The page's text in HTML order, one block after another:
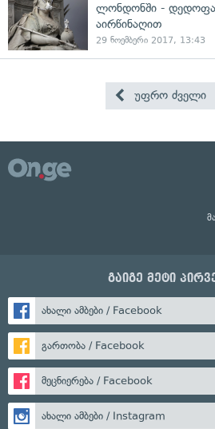
ლონდონში -
აირწინაღით
29 ნოემბერი 2017, 13:43
უფრო ძველი
გაიგე მეტი
ახალი ამბები / Facebook
გართობა / Facebook
მეცნიერება / Facebook
ახალი ამბები / Instagram